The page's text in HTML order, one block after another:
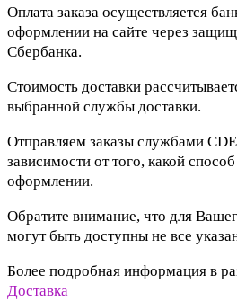
Оплата заказа осуществляется
оформлении на сайте через
Сбербанка.
Стоимость доставки
выбранной службы доставки.
Отправляем заказы службами
зависимости от того, какой
оформлении.
Обратите внимание, что для
могут быть доступны не все
Более подробная информация в
Доставка